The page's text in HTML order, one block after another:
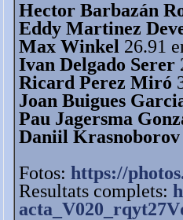
Hector Barbazán
Eddy Martinez
Max Winkel 26.91
Ivan Delgado Serer
Ricard Perez Miró
Joan Buigues
Pau Jagersma
Daniil Krasnoborov
Fotos: https://
Resultats complets: